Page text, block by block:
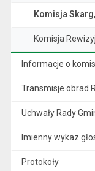
Komisja
Komisja
Informacje o
Transmisje obrad
Uchwały Rady
Imienny wykaz
Protokoły